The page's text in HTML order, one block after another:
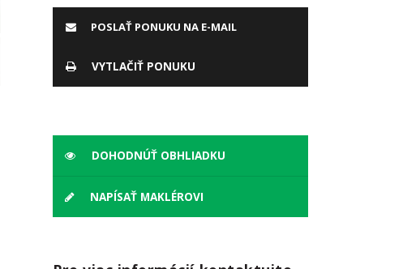
POSLAŤ PONUKU NA E-MAIL
VYTLAČIŤ PONUKU
DOHODNÚŤ OBHLIADKU
NAPÍSAŤ MAKLÉROVI